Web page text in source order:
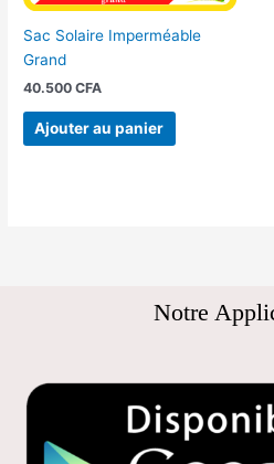
Sac Solaire Imperméable
Grand
40.500CFA
Ajouter au panier
Notre